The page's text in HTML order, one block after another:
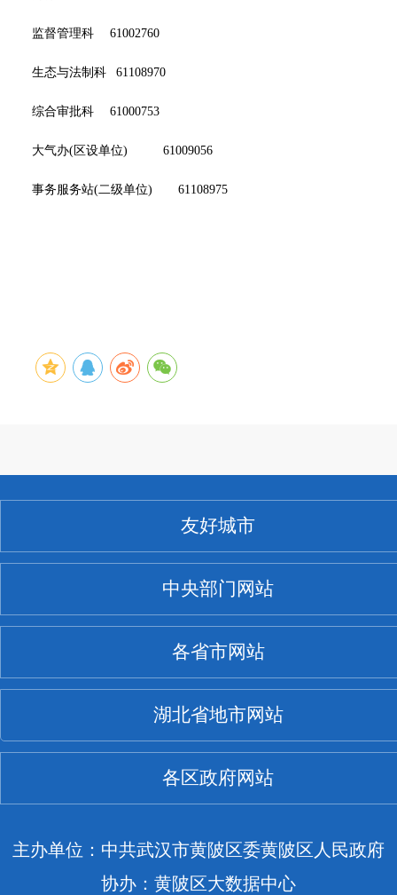
监督管理科 61002760
生态与法制科 61108970
综合审批科 61000753
大气办(区设单位) 61009056
事务服务站(二级单位) 61108975
友好城市
中央部门网站
各省市网站
湖北省地市网站
各区政府网站
主办单位：中共武汉市黄陂区委黄陂区人民政府
协办：黄陂区大数据中心